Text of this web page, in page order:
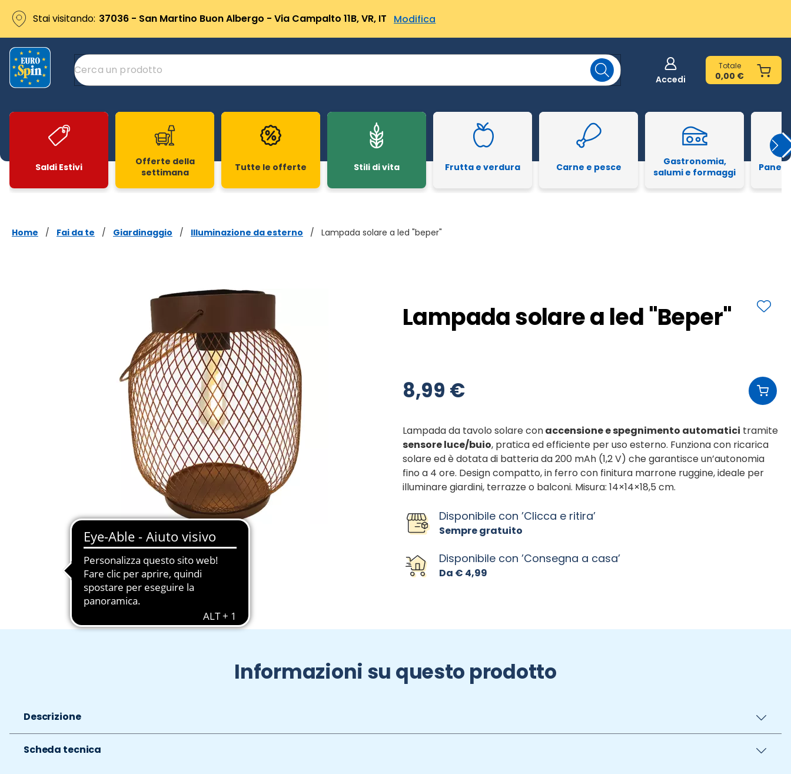
Stai visitando: 37036 - San Martino Buon Albergo - Via Campalto 11B, VR, IT Modifica
Accedi
Totale
0,00 €
Saldi Estivi
Offerte della
settimana
Tutte le offerte Stili di vita Frutta e verdura Carne e pesce
Gastronomia,
salumi e formaggi
Pane
Home / Fai da te / Giardinaggio / Illuminazione da esterno / Lampada solare a led "beper"
Slide 1 di 2
Lampada solare a led "Beper"
8,99 €
Lampada da tavolo solare conaccensione e spegnimento automatici tramite
sensore luce/buio, pratica ed efficiente per uso esterno. Funziona con ricarica
solare ed è dotata di batteria da 200 mAh (1,2 V) che garantisce un’autonomia
fino a 4 ore. Design compatto, in ferro con finitura marrone ruggine, ideale per
illuminare giardini, terrazze o balconi. Misura: 14×14×18,5 cm.
Disponibile con ’Clicca e ritira’
Sempre gratuito
Disponibile con ’Consegna a casa’
Da € 4,99
Informazioni su questo prodotto
Descrizione
Scheda tecnica